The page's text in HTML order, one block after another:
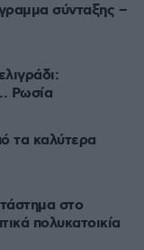
σύνταξης –
Ρωσία
τα καλύτερα
στο
πολυκατοικία